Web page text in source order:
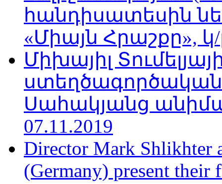
հանդիսատեսին
«Միայն Հրաշքը», կ/
Միխայիլ
Սահակյանց
07.11.2019
Director Mark Shlikhter
(Germany) present